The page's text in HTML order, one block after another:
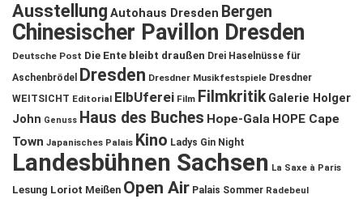
Ausstellung Autohaus Dresden Bergen
Chinesischer Pavillon Dresden
Deutsche Post Die Ente bleibt draußen Drei Haselnüsse für
Aschenbrödel
Dresden Dresdner Musikfestspiele Dresdner
WEITSICHT Editorial ElbUferei Film Filmkritik Galerie Holger
John Genuss Haus des Buches Hope-Gala HOPE Cape
Town Japanisches Palais Kino Ladys Gin Night
Landesbühnen Sachsen La Saxe à Paris
Lesung Loriot Meißen Open Air Palais Sommer Radebeul